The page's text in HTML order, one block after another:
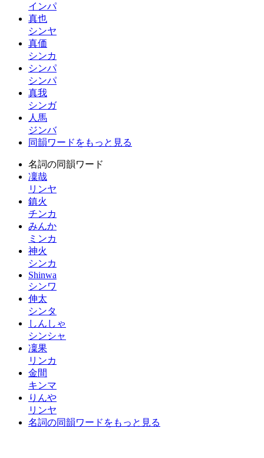
インパ
真也
シンヤ
真価
シンカ
シンパ
シンパ
真我
シンガ
人馬
ジンバ
同韻ワードをもっと見る
名詞の同韻ワード
凜哉
リンヤ
鎮火
チンカ
みんか
ミンカ
神火
シンカ
Shinwa
シンワ
伸太
シンタ
しんしゃ
シンシャ
凜果
リンカ
金間
キンマ
りんや
リンヤ
名詞の同韻ワードをもっと見る